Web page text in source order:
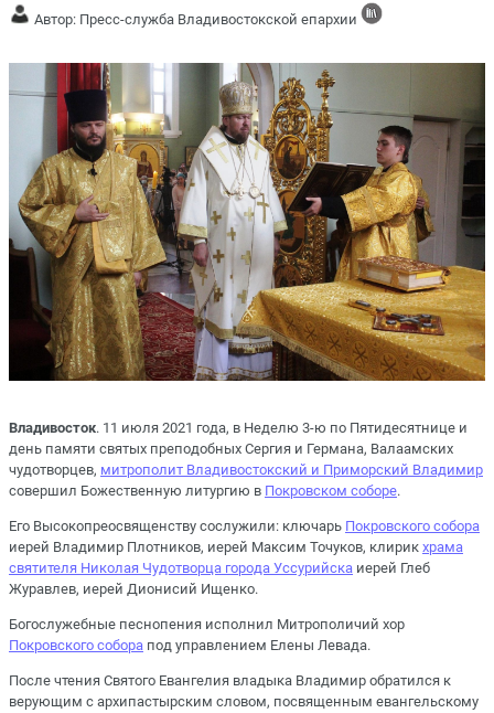
Автор: Пресс-служба Владивостокской епархии
Владивосток. 11 июля 2021 года, в Неделю 3-ю по Пятидесятнице и
день памяти святых преподобных Сергия и Германа, Валаамских
чудотворцев, митрополит Владивостокский и Приморский Владимир
совершил Божественную литургию в Покровском соборе.
Его Высокопреосвященству сослужили: ключарь Покровского собора
иерей Владимир Плотников, иерей Максим Точуков, клирик храма
святителя Николая Чудотворца города Уссурийска иерей Глеб
Журавлев, иерей Дионисий Ищенко.
Богослужебные песнопения исполнил Митрополичий хор
Покровского собора под управлением Елены Левада.
После чтения Святого Евангелия владыка Владимир обратился к
верующим с архипастырским словом, посвященным евангельскому